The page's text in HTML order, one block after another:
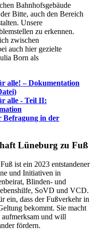
Bahnhofsgebäude
Bitte, auch den Bereich
Unsere
zu erkennen.
zwischen
auch hier gezielte
Born als
alle! – Dokumentation
alle - Teil II:
Befragung in der
Lüneburg zu Fuß
ist ein 2023 entstandener
und Initiativen in
Blinden- und
SoVD und VCD.
ein, dass der Fußverkehr in
bekommt. Sie macht
und will
fördern.